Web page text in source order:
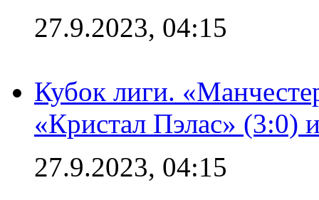
27.9.2023, 04:15
Кубок лиги.
«Кристал Пэлас» (3:0)
27.9.2023, 04:15